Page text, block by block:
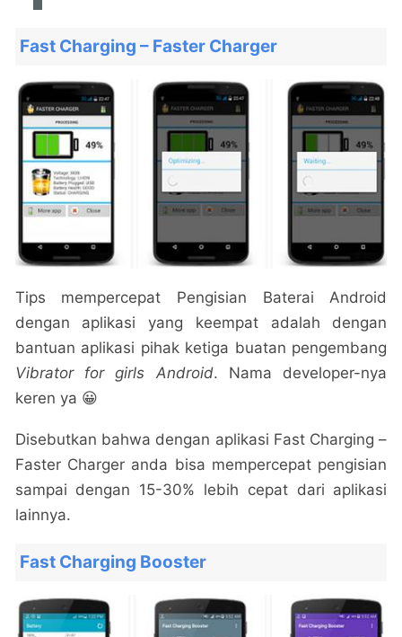
Fast Charging – Faster Charger
Tips mempercepat Pengisian Baterai Android
dengan aplikasi yang keempat adalah dengan
bantuan aplikasi pihak ketiga buatan pengembang
Vibrator for girls Android. Nama developer-nya
keren ya 😀
Disebutkan bahwa dengan aplikasi Fast Charging –
Faster Charger anda bisa mempercepat pengisian
sampai dengan 15-30% lebih cepat dari aplikasi
lainnya.
Fast Charging Booster